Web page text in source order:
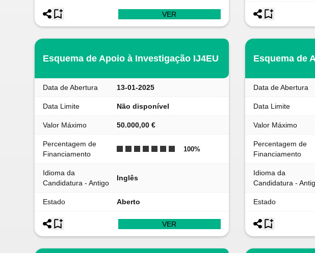
VER
Esquema de Apoio à Investigação IJ4EU
Data de Abertura 13-01-2025
Data Limite Não disponível
Valor Máximo 50.000,00 €
Percentagem de
Financiamento
100%
Idioma da
Candidatura - Antigo
Inglês
Estado Aberto
VER
Esquema de
Data de Abertura
Data Limite
Valor Máximo
Percentagem de
Financiamento
Idioma da
Candidatura -
Estado